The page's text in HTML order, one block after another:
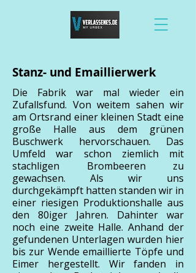
Stanz- und Emaillierwerk
Die Fabrik war mal wieder ein
Zufallsfund. Von weitem sahen wir
am Ortsrand einer kleinen Stadt eine
große Halle aus dem grünen
Buschwerk hervorschauen. Das
Umfeld war schon ziemlich mit
stachligen Brombeeren zu
gewachsen. Als wir uns
durchgekämpft hatten standen wir in
einer riesigen Produktionshalle aus
den 80iger Jahren. Dahinter war
noch eine zweite Halle. Anhand der
gefundenen Unterlagen wurden hier
bis zur Wende emaillierte Töpfe und
Eimer hergestellt. Wir fanden in